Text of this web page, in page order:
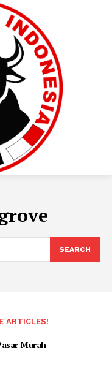
SEARCH
ARTICLES!
Murah